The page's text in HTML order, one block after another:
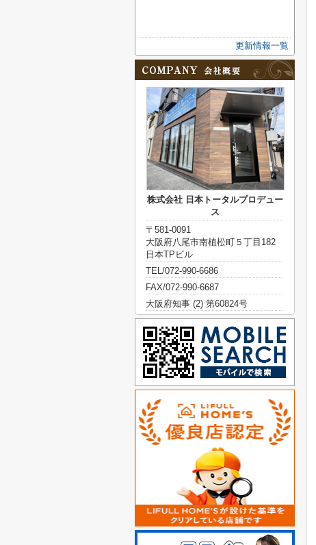
更新情報一覧
株式会社 日本トータルプロデュー
ス
〒581-0091
大阪府八尾市南植松町５丁目182
日本TPビル
TEL/072-990-6686
FAX/072-990-6687
大阪府知事 (2) 第60824号